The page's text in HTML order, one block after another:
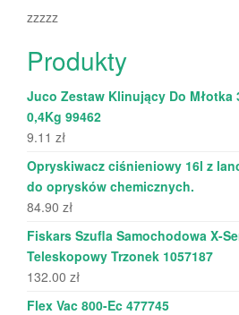
zzzzz
Produkty
Juco Zestaw Klinujący Do Młotka
0,4Kg 99462
9.11 zł
Opryskiwacz ciśnieniowy 16l z
do oprysków chemicznych.
84.90 zł
Fiskars Szufla Samochodowa X-
Teleskopowy Trzonek 1057187
132.00 zł
Flex Vac 800-Ec 477745